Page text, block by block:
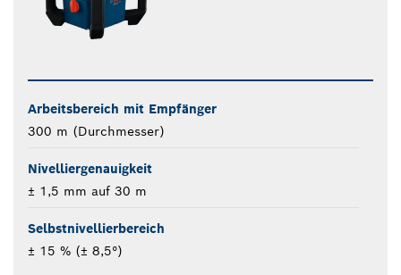
Arbeitsbereich mit Empfänger
300 m (Durchmesser)
Nivelliergenauigkeit
± 1,5 mm auf 30 m
Selbstnivellierbereich
± 15 % (± 8,5°)